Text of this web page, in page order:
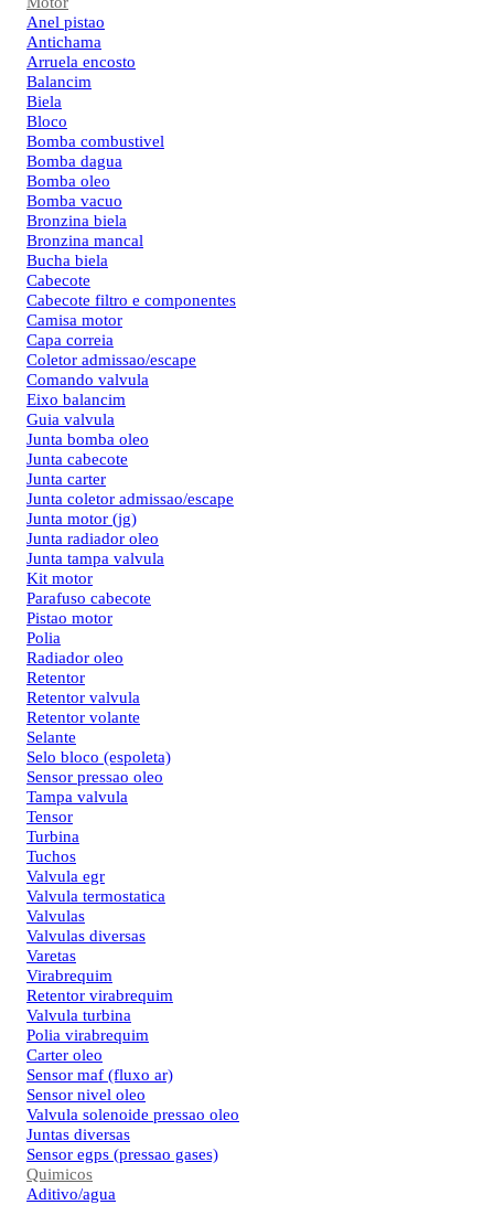
Anel pistao
Antichama
Arruela encosto
Balancim
Biela
Bloco
Bomba combustivel
Bomba dagua
Bomba oleo
Bomba vacuo
Bronzina biela
Bronzina mancal
Bucha biela
Cabecote
Cabecote filtro e componentes
Camisa motor
Capa correia
Coletor admissao/escape
Comando valvula
Eixo balancim
Guia valvula
Junta bomba oleo
Junta cabecote
Junta carter
Junta coletor admissao/escape
Junta motor (jg)
Junta radiador oleo
Junta tampa valvula
Kit motor
Parafuso cabecote
Pistao motor
Polia
Radiador oleo
Retentor
Retentor valvula
Retentor volante
Selante
Selo bloco (espoleta)
Sensor pressao oleo
Tampa valvula
Tensor
Turbina
Tuchos
Valvula egr
Valvula termostatica
Valvulas
Valvulas diversas
Varetas
Virabrequim
Retentor virabrequim
Valvula turbina
Polia virabrequim
Carter oleo
Sensor maf (fluxo ar)
Sensor nivel oleo
Valvula solenoide pressao oleo
Juntas diversas
Sensor egps (pressao gases)
Quimicos
Aditivo/agua